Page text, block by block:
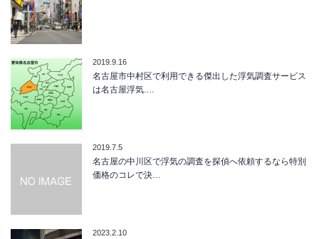
2019.9.16
名古屋市中村区で利用できる傑出した浮気調査サービス
は名古屋浮気.…
2019.7.5
名古屋の中川区で浮気の調査を探偵へ依頼するなら特別
価格のコレで決…
2023.2.10